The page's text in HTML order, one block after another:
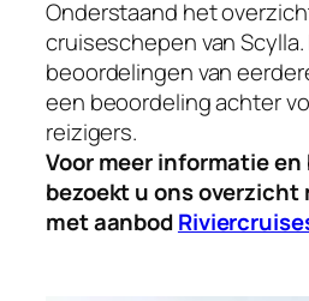
Onderstaand het
cruiseschepen van
beoordelingen van
een beoordeling achter
reizigers.
Voor meer informatie en
bezoekt u ons overzicht
met aanbod